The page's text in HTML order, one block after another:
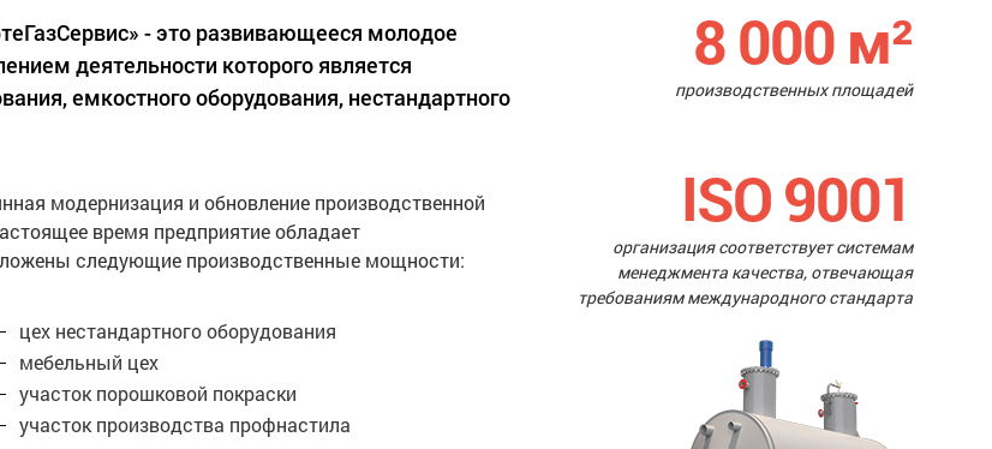
- это развивающееся молодое
деятельности которого является
емкостного оборудования, нестандартного
модернизация и обновление производственной
время предприятие обладает
следующие производственные мощности:
цех нестандартного оборудования
мебельный цех
участок порошковой покраски
участок производства профнастила
8 000м²
производственных площадей
ISO 9001
организация соответствует системам
менеджмента качества, отвечающая
требованиям международного стандарта